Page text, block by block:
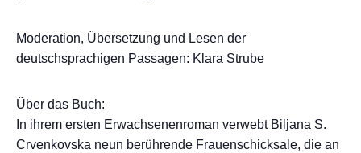
Moderation, Übersetzung und Lesen der
deutschsprachigen Passagen: Klara Strube
Über das Buch:
In ihrem ersten Erwachsenenroman verwebt Biljana S.
Crvenkovska neun berührende Frauenschicksale, die an